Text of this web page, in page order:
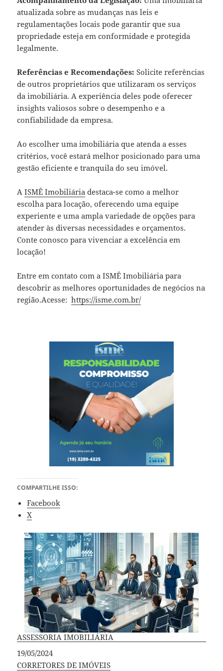
atualizada sobre as mudanças nas leis e
regulamentações locais pode garantir que sua
propriedade esteja em conformidade e protegida
legalmente.
Referências e Recomendações: Solicite referências
de outros proprietários que utilizaram os serviços
da imobiliária. A experiência deles pode oferecer
insights valiosos sobre o desempenho e a
confiabilidade da empresa.
Ao escolher uma imobiliária que atenda a esses
critérios, você estará melhor posicionado para uma
gestão eficiente e tranquila do seu imóvel.
AISMÊ Imobiliária destaca-se como a melhor
escolha para locação, oferecendo uma equipe
experiente e uma ampla variedade de opções para
atender às diversas necessidades e orçamentos.
Conte conosco para vivenciar a excelência em
locação!
Entre em contato com a ISMÊ Imobiliária para
descobrir as melhores oportunidades de negócios na
região.Acesse:https://isme.com.br/
COMPARTILHE ISSO:
Facebook
X
ASSESSORIA IMOBILIÁRIA
Data
19/05/2024
Em relação a
CORRETORES DE IMÓVEIS